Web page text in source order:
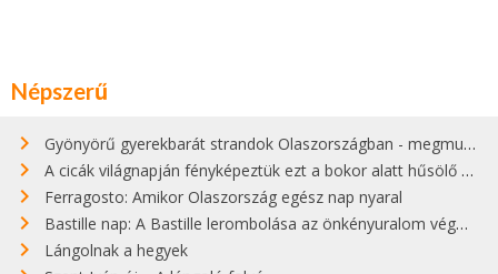
Népszerű
Gyönyörű gyerekbarát strandok Olaszországban - megmutatjuk a 15 legjobbat
A cicák világnapján fényképeztük ezt a bokor alatt hűsölő cicát Kisorosziban
Ferragosto: Amikor Olaszország egész nap nyaral
Bastille nap: A Bastille lerombolása az önkényuralom végét jelentette
Lángolnak a hegyek